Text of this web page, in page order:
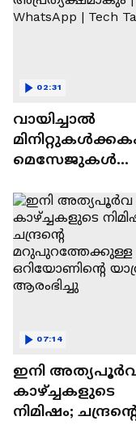
വായിച്ചാൽ
മെസേജുകള്‍
WhatsApp | Tech
02:31
ഇനി
കാഴ്ച്ചകളുടെ
നിമിഷം;
07:14